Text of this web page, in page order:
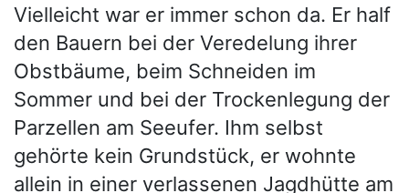
Vielleicht war er immer schon da. Er half
den Bauern bei der Veredelung ihrer
Obstbäume, beim Schneiden im
Sommer und bei der Trockenlegung der
Parzellen am Seeufer. Ihm selbst
gehörte kein Grundstück, er wohnte
allein in einer verlassenen Jagdhütte am